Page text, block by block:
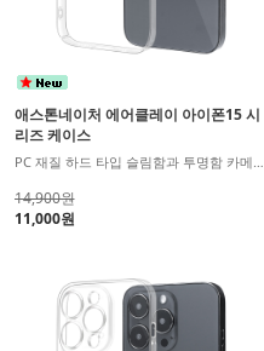
애스톤네이처 에어클레이 아이폰15 시
리즈 케이스
PC 재질 하드 타입 슬림함과 투명함 카메라 보호까지
14,900원
11,000원